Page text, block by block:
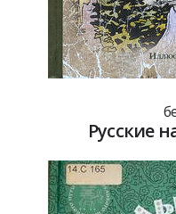
Русские